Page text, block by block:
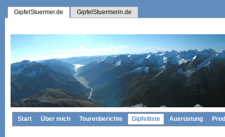
GipfelStuermer.de GipfelStuermerin.de
Start Über mich Tourenberichte Gipfelliste Ausrüstung